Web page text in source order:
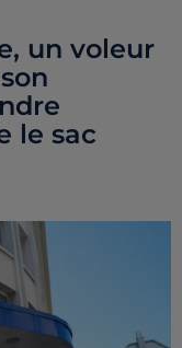
un voleur
le sac